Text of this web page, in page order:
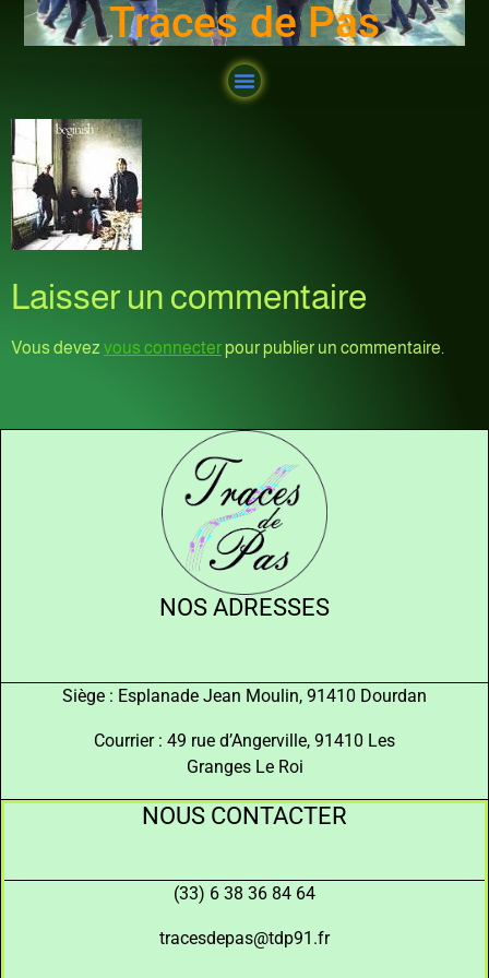
Traces de Pas
Laisser un commentaire
Vous devez vous connecterpour publier un commentaire.
NOS ADRESSES
Siège : Esplanade Jean Moulin, 91410 Dourdan
Courrier : 49 rue d’Angerville, 91410 Les
Granges Le Roi
NOUS CONTACTER
(33) 6 38 36 84 64
tracesdepas@tdp91.fr